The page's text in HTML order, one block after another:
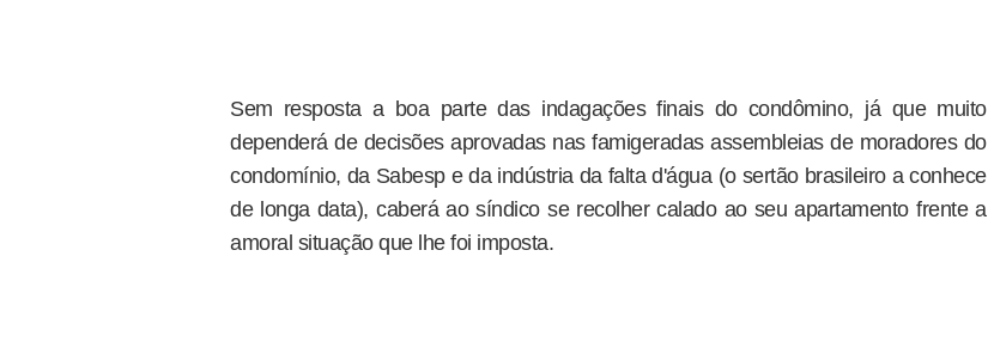
Sem resposta a boa parte das indagações finais do condômino, já que muito
dependerá de decisões aprovadas nas famigeradas assembleias de moradores do
condomínio, da Sabesp e da indústria da falta d'água (o sertão brasileiro a conhece
de longa data), caberá ao síndico se recolher calado ao seu apartamento frente a
amoral situação que lhe foi imposta.